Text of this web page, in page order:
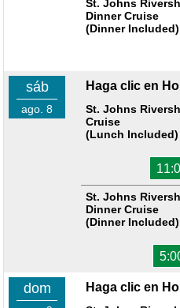
St. Johns
Dinner Cruise
(Dinner Included)
sáb
ago. 8
Haga clic en
St. Johns
Cruise
(Lunch Included)
St. Johns
Dinner Cruise
(Dinner Included)
dom Haga clic en